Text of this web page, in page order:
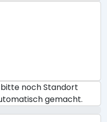
bitte noch Standort
gemacht.